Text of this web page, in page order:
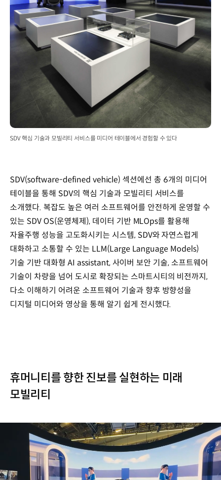
SDV 핵심 기술과 모빌리티 서비스를 미디어 테이블에서 경험할 수 있다
SDV(software-defined vehicle) 섹션에선 총 6개의 미디어
테이블을 통해 SDV의 핵심 기술과 모빌리티 서비스를
소개했다. 복잡도 높은 여러 소프트웨어를 안전하게 운영할 수
있는 SDV OS(운영체제), 데이터 기반 MLOps를 활용해
자율주행 성능을 고도화시키는 시스템, SDV와 자연스럽게
대화하고 소통할 수 있는 LLM(Large Language Models)
기술 기반 대화형 AI assistant, 사이버 보안 기술, 소프트웨어
기술이 차량을 넘어 도시로 확장되는 스마트시티의 비전까지,
다소 이해하기 어려운 소프트웨어 기술과 향후 방향성을
디지털 미디어와 영상을 통해 알기 쉽게 전시했다.
휴머니티를 향한 진보를 실현하는 미래
모빌리티